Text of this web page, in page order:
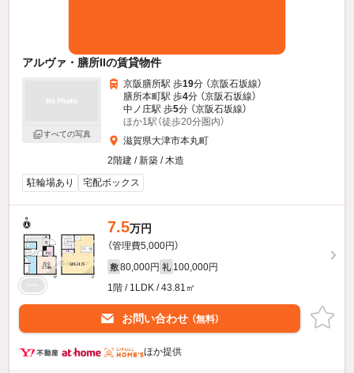
アルヴァ・膳所IIの賃貸物件
すべての写真
京阪膳所駅 歩19分 （京阪石坂線）
膳所本町駅 歩4分 （京阪石坂線）
中ノ庄駅 歩5分 （京阪石坂線）
ほか1駅（徒歩20分圏内）
滋賀県大津市本丸町
2階建 / 新築 / 木造
駐輪場あり
宅配ボックス
7.5万円
（管理費5,000円）
敷 80,000円 礼 100,000円
1階 / 1LDK / 43.81㎡
お問い合わせ （無料）
ほか提供